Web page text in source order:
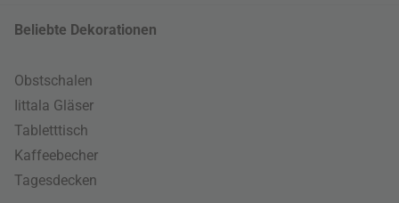
Beliebte Dekorationen
Obstschalen
Iittala Gläser
Tabletttisch
Kaffeebecher
Tagesdecken